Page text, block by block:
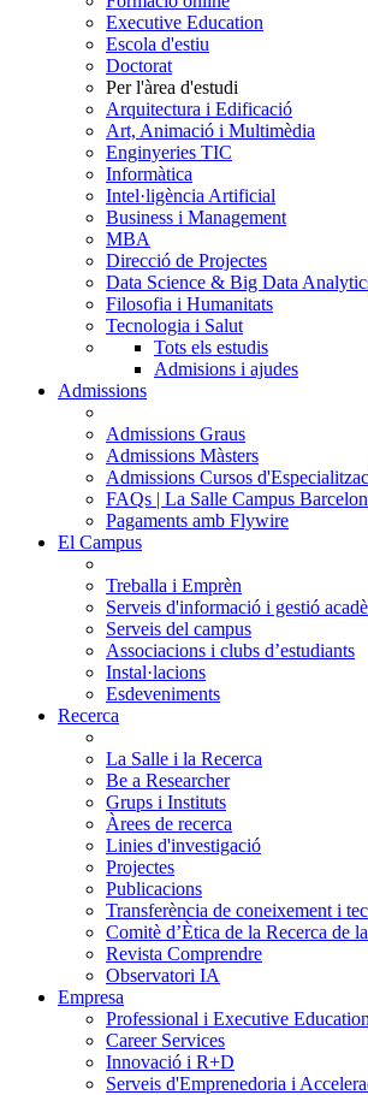
Executive Education
Escola d'estiu
Doctorat
Per l'àrea d'estudi
Arquitectura i Edificació
Art, Animació i Multimèdia
Enginyeries TIC
Informàtica
Intel·ligència Artificial
Business i Management
MBA
Direcció de Projectes
Data Science & Big Data
Filosofia i Humanitats
Tecnologia i Salut
Tots els estudis
Admisions i ajudes
Admissions
Admissions Graus
Admissions Màsters
Admissions Cursos
FAQs | La Salle Campus
Pagaments amb Flywire
El Campus
Treballa i Emprèn
Serveis d'informació i gestió
Serveis del campus
Associacions i clubs d’estudiants
Instal·lacions
Esdeveniments
Recerca
La Salle i la Recerca
Be a Researcher
Grups i Instituts
Àrees de recerca
Linies d'investigació
Projectes
Publicacions
Transferència de coneixement i
Comitè d’Ètica de la Recerca de
Revista Comprendre
Observatori IA
Empresa
Professional i Executive Education
Career Services
Innovació i R+D
Serveis d'Emprenedoria i